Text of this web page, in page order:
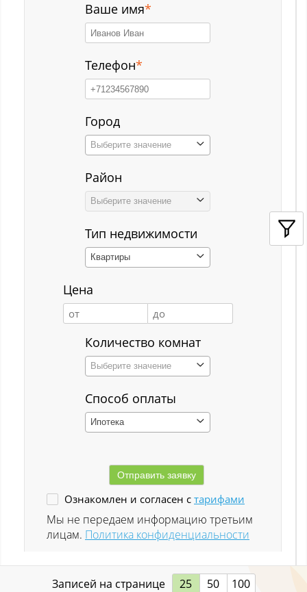
Карагайлинский
Красная Орловка
Красная Орловка с
Куйбышевский р-н
Ленинск-Кузнецкий
Листвяги
Лучшево с
Ваше имя*
Телефон*
Город
Выберите значение
Район
Выберите значение
Тип недвижимости
Квартиры
Цена
Количество комнат
Выберите значение
Способ оплаты
Ипотека
Ознакомлен и согласен с тарифами
Мы не передаем информацию третьим
лицам. Политика конфиденциальности
Записей на странице 25 50 100